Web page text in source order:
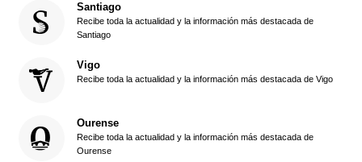
Santiago
Recibe toda la actualidad y la información más destacada de
Santiago
Vigo
Recibe toda la actualidad y la información más destacada de Vigo
Ourense
Recibe toda la actualidad y la información más destacada de
Ourense